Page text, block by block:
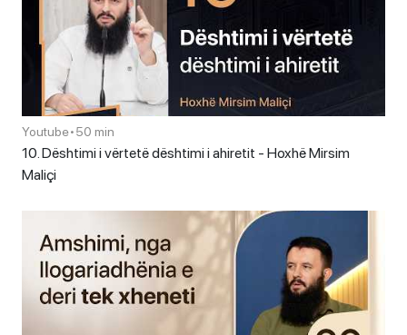
Youtube•50 min
10. Dështimi i vërtetë dështimi i ahiretit - Hoxhë Mirsim
Maliçi